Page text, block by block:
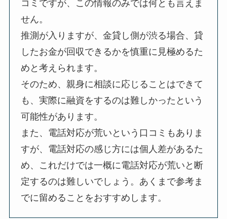
コミですが、この情報のみでは何とも言えま
せん。
推測が入りますが、金貸し側が渋る場合、貸
したお金が回収できるかを慎重に見極めるた
めと考えられます。
そのため、親身に相談に応じることはできて
も、実際に融資をするのは難しかったという
可能性があります。
また、電話対応が荒いという口コミもありま
すが、電話対応の感じ方には個人差があるた
め、これだけでは一概に電話対応が荒いと断
定するのは難しいでしょう。あくまで参考ま
でに留めることをおすすめします。